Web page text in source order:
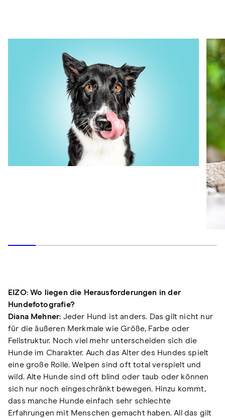
EIZO: Wo liegen die Herausforderungen in der
Hundefotografie?
Diana Mehner: Jeder Hund ist anders. Das gilt nicht nur
für die äußeren Merkmale wie Größe, Farbe oder
Fellstruktur. Noch viel mehr unterscheiden sich die
Hunde im Charakter. Auch das Alter des Hundes spielt
eine große Rolle. Welpen sind oft total verspielt und
wild. Alte Hunde sind oft blind oder taub oder können
sich nur noch eingeschränkt bewegen. Hinzu kommt,
dass manche Hunde einfach sehr schlechte
Erfahrungen mit Menschen gemacht haben. All das gilt